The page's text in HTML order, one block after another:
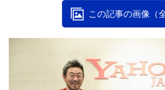
この記事の画像（